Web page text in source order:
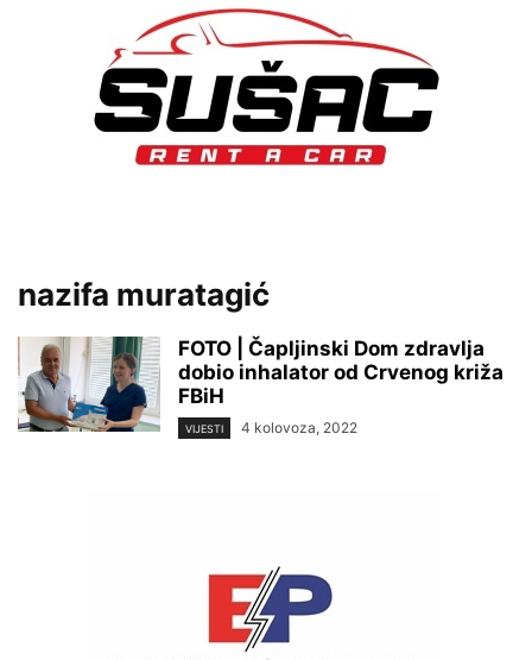
nazifa muratagić
FOTO | Čapljinski Dom zdravlja
dobio inhalator od Crvenog križa
FBiH
VIJESTI 4 kolovoza, 2022